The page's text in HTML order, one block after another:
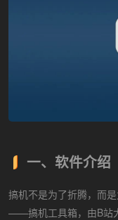
一、软件介绍
搞机不是为了折腾，而
——搞机工具箱，由B站